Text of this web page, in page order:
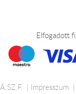
Elfogadott
Á.SZ.F. Impresszum